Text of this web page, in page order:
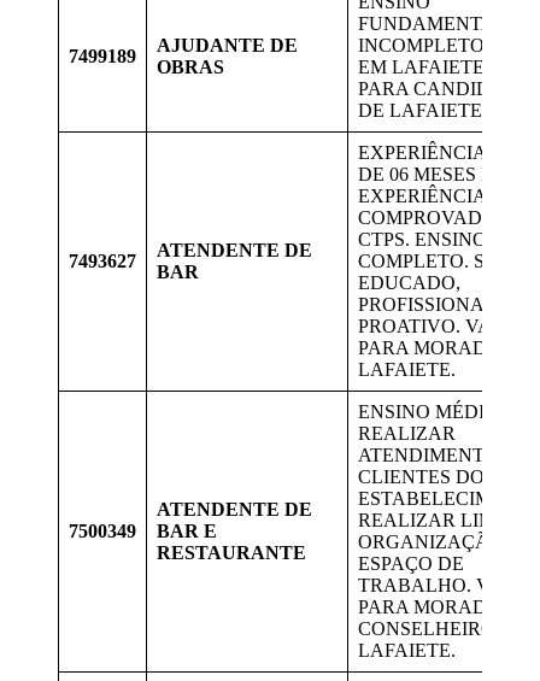
7499189
AJUDANTE DE
OBRAS
FUNDAMENTAL
INCOMPLETO,
EM LAFAIETE,
PARA CANDIDATOS
DE LAFAIETE
7493627
ATENDENTE DE
BAR
EXPERIÊNCIA
DE 06 MESES DE
EXPERIÊNCIA
COMPROVADA NA
CTPS. ENSINO
COMPLETO. SER
EDUCADO,
PROFISSIONAL E
PROATIVO. VAGA
PARA
LAFAIETE.
7500349
ATENDENTE DE
BAR E
RESTAURANTE
ENSINO MÉDIO.
REALIZAR
ATENDIMENTO
CLIENTES DO
REALIZAR
ORGANIZAÇÃO DO
ESPAÇO DE
TRABALHO. VAGA
PARA
CONSELHEIRO
LAFAIETE.